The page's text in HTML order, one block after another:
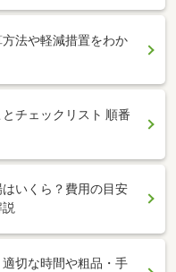
法や軽減措置をわか
チェックリスト 順番
いくら？費用の目安
説
切な時間や粗品・手